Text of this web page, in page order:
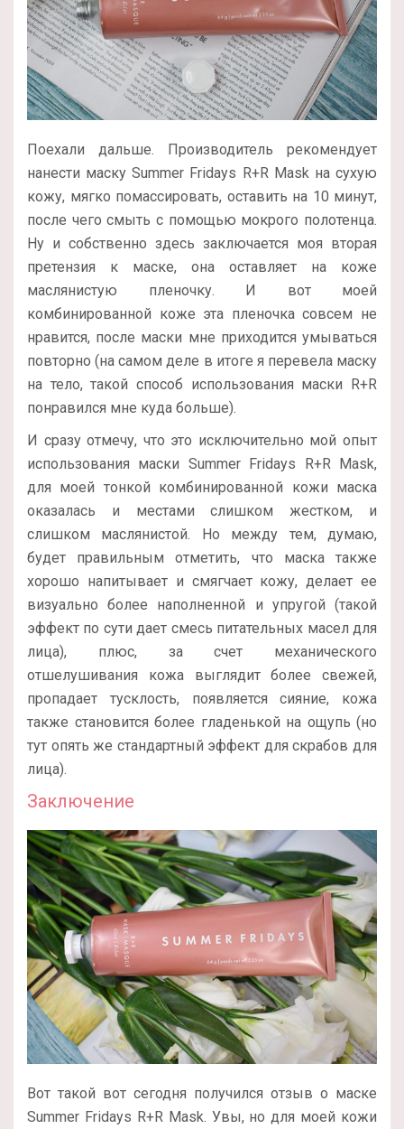
Поехали дальше. Производитель рекомендует
нанести маску Summer Fridays R+R Mask на сухую
кожу, мягко помассировать, оставить на 10 минут,
после чего смыть с помощью мокрого полотенца.
Ну и собственно здесь заключается моя вторая
претензия к маске, она оставляет на коже
маслянистую пленочку. И вот моей
комбинированной коже эта пленочка совсем не
нравится, после маски мне приходится умываться
повторно (на самом деле в итоге я перевела маску
на тело, такой способ использования маски R+R
понравился мне куда больше).
И сразу отмечу, что это исключительно мой опыт
использования маски Summer Fridays R+R Mask,
для моей тонкой комбинированной кожи маска
оказалась и местами слишком жестком, и
слишком маслянистой. Но между тем, думаю,
будет правильным отметить, что маска также
хорошо напитывает и смягчает кожу, делает ее
визуально более наполненной и упругой (такой
эффект по сути дает смесь питательных масел для
лица), плюс, за счет механического
отшелушивания кожа выглядит более свежей,
пропадает тусклость, появляется сияние, кожа
также становится более гладенькой на ощупь (но
тут опять же стандартный эффект для скрабов для
лица).
Заключение
Вот такой вот сегодня получился отзыв о маске
Summer Fridays R+R Mask. Увы, но для моей кожи